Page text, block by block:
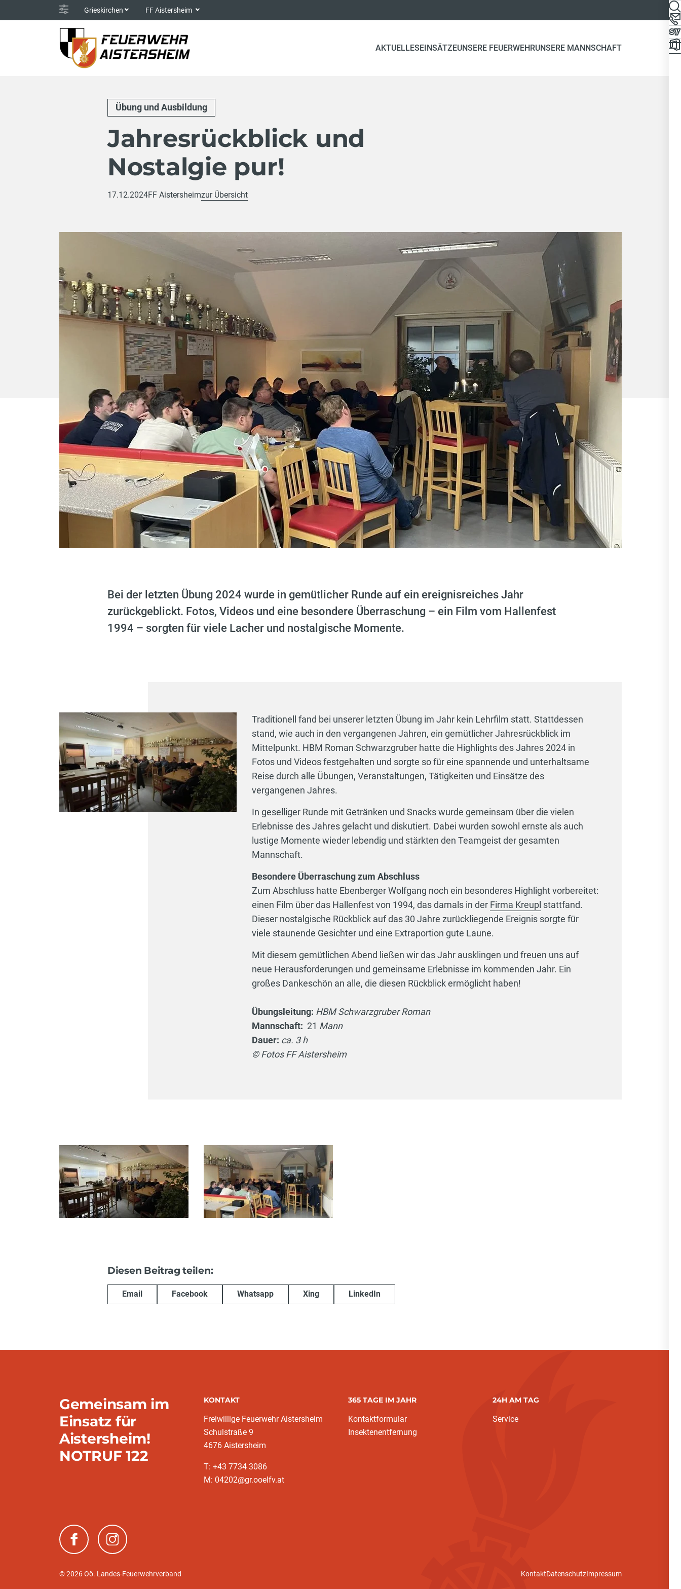
Grieskirchen FF Aistersheim
AKTUELLESEINSÄTZEUNSERE FEUERWEHRUNSERE MANNSCHAFT
Übung und Ausbildung
Jahresrückblick und
Nostalgie pur!
17.12.2024FF Aistersheimzur Übersicht
Bei der letzten Übung 2024 wurde in gemütlicher Runde auf ein ereignisreiches Jahr
zurückgeblickt. Fotos, Videos und eine besondere Überraschung – ein Film vom Hallenfest
1994 – sorgten für viele Lacher und nostalgische Momente.
Traditionell fand bei unserer letzten Übung im Jahr kein Lehrfilm statt. Stattdessen
stand, wie auch in den vergangenen Jahren, ein gemütlicher Jahresrückblick im
Mittelpunkt. HBM Roman Schwarzgruber hatte die Highlights des Jahres 2024 in
Fotos und Videos festgehalten und sorgte so für eine spannende und unterhaltsame
Reise durch alle Übungen, Veranstaltungen, Tätigkeiten und Einsätze des
vergangenen Jahres.
In geselliger Runde mit Getränken und Snacks wurde gemeinsam über die vielen
Erlebnisse des Jahres gelacht und diskutiert. Dabei wurden sowohl ernste als auch
lustige Momente wieder lebendig und stärkten den Teamgeist der gesamten
Mannschaft.
Besondere Überraschung zum Abschluss
Zum Abschluss hatte Ebenberger Wolfgang noch ein besonderes Highlight vorbereitet:
einen Film über das Hallenfest von 1994, das damals in der Firma Kreupl stattfand.
Dieser nostalgische Rückblick auf das 30 Jahre zurückliegende Ereignis sorgte für
viele staunende Gesichter und eine Extraportion gute Laune.
Mit diesem gemütlichen Abend ließen wir das Jahr ausklingen und freuen uns auf
neue Herausforderungen und gemeinsame Erlebnisse im kommenden Jahr. Ein
großes Dankeschön an alle, die diesen Rückblick ermöglicht haben!
Übungsleitung: HBM Schwarzgruber Roman
Mannschaft: 21 Mann
Dauer: ca. 3 h
© Fotos FF Aistersheim
Diesen Beitrag teilen:
Email Facebook Whatsapp Xing LinkedIn
Gemeinsam im
Einsatz für
Aistersheim!
NOTRUF 122
KONTAKT
Freiwillige Feuerwehr Aistersheim
Schulstraße 9
4676 Aistersheim
T: +43 7734 3086
M: 04202@gr.ooelfv.at
365 TAGE IM JAHR
Kontaktformular
Insektenentfernung
24H AM TAG
Service
(neues Fenster)(neues Fenster)
© 2026 Oö. Landes-Feuerwehrverband KontaktDatenschutzImpressum